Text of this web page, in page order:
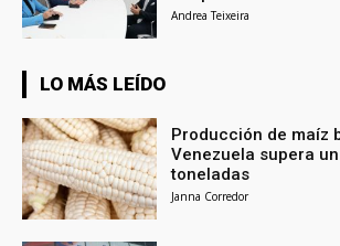
Andrea Teixeira
LO MÁS LEÍDO
Producción de maíz
Venezuela supera
toneladas
Janna Corredor